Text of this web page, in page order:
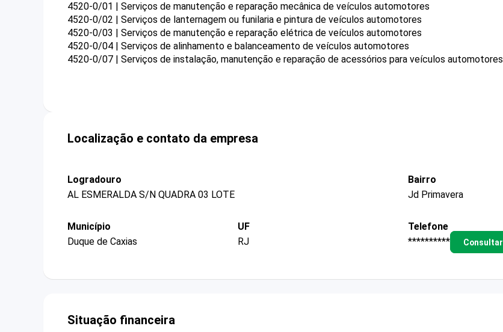
4520-0/01 | Serviços de manutenção e reparação mecânica de veículos automotores
4520-0/02 | Serviços de lanternagem ou funilaria e pintura de veículos automotores
4520-0/03 | Serviços de manutenção e reparação elétrica de veículos automotores
4520-0/04 | Serviços de alinhamento e balanceamento de veículos automotores
4520-0/07 | Serviços de instalação, manutenção e reparação de acessórios para veículos automotores
Localização e contato da empresa
Logradouro
AL ESMERALDA S/N QUADRA 03 LOTE
Bairro
Jd Primavera
Município
Duque de Caxias
UF
RJ
Telefone
**********
Consultar
Situação financeira